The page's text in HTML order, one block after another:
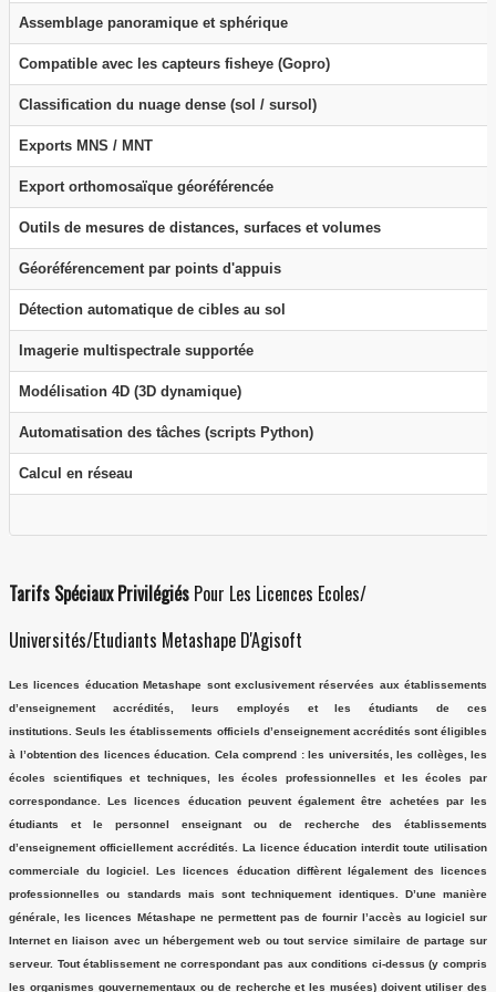
Assemblage panoramique et sphérique
Compatible avec les capteurs fisheye (Gopro)
Classification du nuage dense (sol / sursol)
Exports MNS / MNT
Export orthomosaïque géoréférencée
Outils de mesures de distances, surfaces et volumes
Géoréférencement par points d'appuis
Détection automatique de cibles au sol
Imagerie multispectrale supportée
Modélisation 4D (3D dynamique)
Automatisation des tâches (scripts Python)
Calcul en réseau
Tarifs Spéciaux Privilégiés Pour Les Licences Ecoles/
Universités/Etudiants Metashape D'Agisoft
Les licences éducation Metashape sont exclusivement réservées aux établissements
d’enseignement accrédités, leurs employés et les étudiants de ces
institutions. Seuls les établissements officiels d’enseignement accrédités sont éligibles
à l’obtention des licences éducation. Cela comprend : les universités, les collèges, les
écoles scientifiques et techniques, les écoles professionnelles et les écoles par
correspondance. Les licences éducation peuvent également être achetées par les
étudiants et le personnel enseignant ou de recherche des établissements
d’enseignement officiellement accrédités. La licence éducation interdit toute utilisation
commerciale du logiciel. Les licences éducation diffèrent légalement des licences
professionnelles ou standards mais sont techniquement identiques. D’une manière
générale, les licences Métashape ne permettent pas de fournir l’accès au logiciel sur
Internet en liaison avec un hébergement web ou tout service similaire de partage sur
serveur. Tout établissement ne correspondant pas aux conditions ci-dessus (y compris
les organismes gouvernementaux ou de recherche et les musées) doivent utiliser des